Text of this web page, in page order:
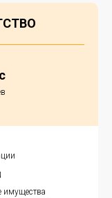
имущества